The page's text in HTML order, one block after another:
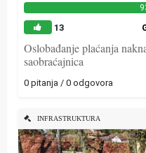
13
Oslobađanje plaćanja
saobraćajnica
0 pitanja / 0 odgovora
INFRASTRUKTURA